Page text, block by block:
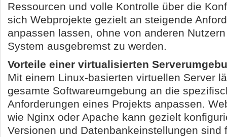
Ressourcen und volle Kontrolle über die
sich Webprojekte gezielt an steigende
anpassen lassen, ohne von anderen
System ausgebremst zu werden.
Vorteile einer virtualisierten
Mit einem Linux-basierten virtuellen Server
gesamte Softwareumgebung an die
Anforderungen eines Projekts anpassen.
wie Nginx oder Apache kann gezielt
Versionen und Datenbankeinstellungen sind